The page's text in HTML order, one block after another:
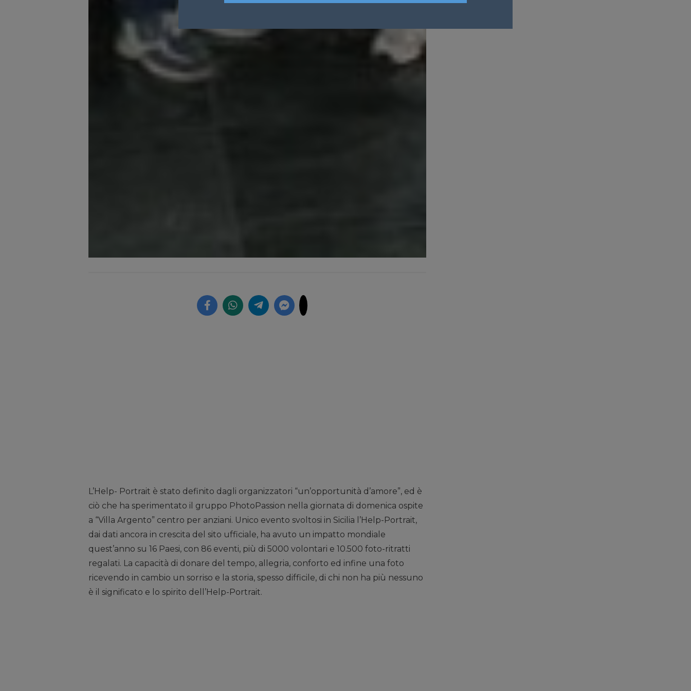
L’Help- Portrait è stato definito dagli organizzatori “un’opportunità d’amore”, ed è
ciò che ha sperimentato il gruppo PhotoPassion nella giornata di domenica ospite
a “Villa Argento” centro per anziani. Unico evento svoltosi in Sicilia l’Help-Portrait,
dai dati ancora in crescita del sito ufficiale, ha avuto un impatto mondiale
quest’anno su 16 Paesi, con 86 eventi, più di 5000 volontari e 10.500 foto-ritratti
regalati. La capacità di donare del tempo, allegria, conforto ed infine una foto
ricevendo in cambio un sorriso e la storia, spesso difficile, di chi non ha più nessuno
è il significato e lo spirito dell’Help-Portrait.